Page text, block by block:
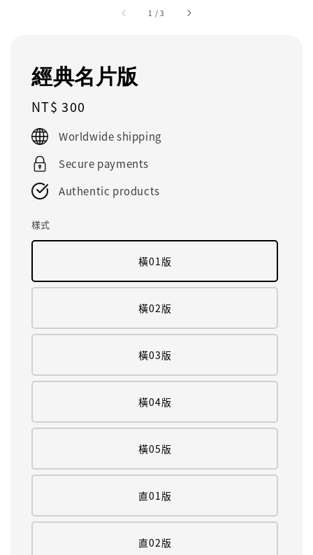
1 /3
經典名片版
Regular
price
NT$ 300
Worldwide shipping
Secure payments
Authentic products
樣式
橫01版
橫02版
橫03版
橫04版
橫05版
直01版
直02版